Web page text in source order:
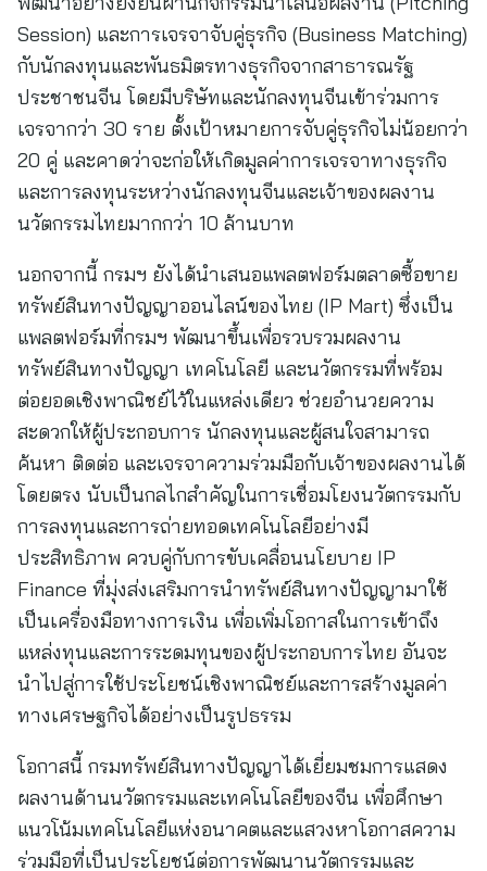
Session) และการเจรจาจับคู่ธุรกิจ (Business Matching)
กับนักลงทุนและพันธมิตรทางธุรกิจจากสาธารณรัฐ
ประชาชนจีน โดยมีบริษัทและนักลงทุนจีนเข้าร่วมการ
เจรจากว่า 30 ราย ตั้งเป้าหมายการจับคู่ธุรกิจไม่น้อยกว่า
20 คู่ และคาดว่าจะก่อให้เกิดมูลค่าการเจรจาทางธุรกิจ
และการลงทุนระหว่างนักลงทุนจีนและเจ้าของผลงาน
นวัตกรรมไทยมากกว่า 10 ล้านบาท
นอกจากนี้ กรมฯ ยังได้นำเสนอแพลตฟอร์มตลาดซื้อขาย
ทรัพย์สินทางปัญญาออนไลน์ของไทย (IP Mart) ซึ่งเป็น
แพลตฟอร์มที่กรมฯ พัฒนาขึ้นเพื่อรวบรวมผลงาน
ทรัพย์สินทางปัญญา เทคโนโลยี และนวัตกรรมที่พร้อม
ต่อยอดเชิงพาณิชย์ไว้ในแหล่งเดียว ช่วยอำนวยความ
สะดวกให้ผู้ประกอบการ นักลงทุนและผู้สนใจสามารถ
ค้นหา ติดต่อ และเจรจาความร่วมมือกับเจ้าของผลงานได้
โดยตรง นับเป็นกลไกสำคัญในการเชื่อมโยงนวัตกรรมกับ
การลงทุนและการถ่ายทอดเทคโนโลยีอย่างมี
ประสิทธิภาพ ควบคู่กับการขับเคลื่อนนโยบาย IP
Finance ที่มุ่งส่งเสริมการนำทรัพย์สินทางปัญญามาใช้
เป็นเครื่องมือทางการเงิน เพื่อเพิ่มโอกาสในการเข้าถึง
แหล่งทุนและการระดมทุนของผู้ประกอบการไทย อันจะ
นำไปสู่การใช้ประโยชน์เชิงพาณิชย์และการสร้างมูลค่า
ทางเศรษฐกิจได้อย่างเป็นรูปธรรม
โอกาสนี้ กรมทรัพย์สินทางปัญญาได้เยี่ยมชมการแสดง
ผลงานด้านนวัตกรรมและเทคโนโลยีของจีน เพื่อศึกษา
แนวโน้มเทคโนโลยีแห่งอนาคตและแสวงหาโอกาสความ
ร่วมมือที่เป็นประโยชน์ต่อการพัฒนานวัตกรรมและ